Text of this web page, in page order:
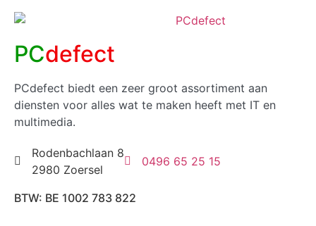
PCdefect
PCdefect biedt een zeer groot assortiment aan
diensten voor alles wat te maken heeft met IT en
multimedia.
Rodenbachlaan 8
2980 Zoersel
0496 65 25 15
BTW: BE 1002 783 822